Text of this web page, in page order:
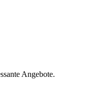
Angebote.